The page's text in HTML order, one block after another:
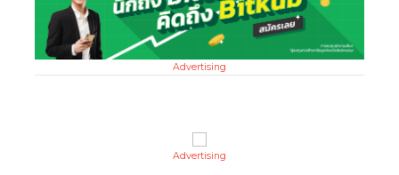
Advertising
Advertising